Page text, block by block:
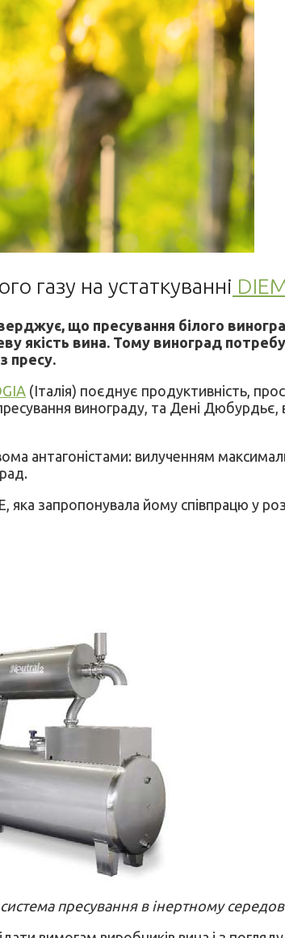
газу на устаткуванні
що пресування білого
якість вина. Тому виноград
пресу.
(Італія) поєднує продуктивність,
пресування винограду, та Дені
антагоністами: вилученням
яка запропонувала йому співпрацю у
пресування в інертному